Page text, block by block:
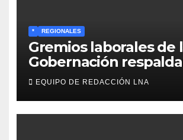
* REGIONALES
Gremios laborales de
Gobernación
propuesta de Bono
Recreativo de 100
para jubilados,
EQUIPO DE REDACCIÓN LNA